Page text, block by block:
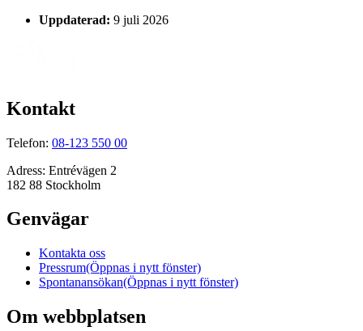
Uppdaterad: 9 juli 2026
Kontakt
Telefon: 08-123 550 00
Adress: Entrévägen 2
182 88 Stockholm
Genvägar
Kontakta oss
Pressrum(Öppnas i nytt fönster)
Spontanansökan(Öppnas i nytt fönster)
Om webbplatsen